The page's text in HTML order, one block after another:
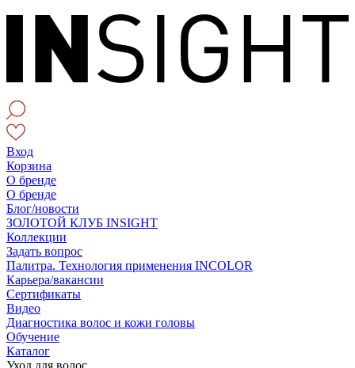
Вход
Корзина
О бренде
О бренде
Блог/новости
ЗОЛОТОЙ КЛУБ INSIGHT
Коллекции
Задать вопрос
Палитра. Технология применения INCOLOR
Карьера/вакансии
Сертификаты
Видео
Диагностика волос и кожи головы
Обучение
Каталог
Уход для волос